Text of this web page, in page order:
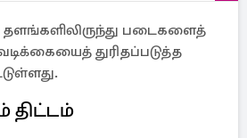
படைகளைத்
துரிதப்படுத்த
திட்டம்